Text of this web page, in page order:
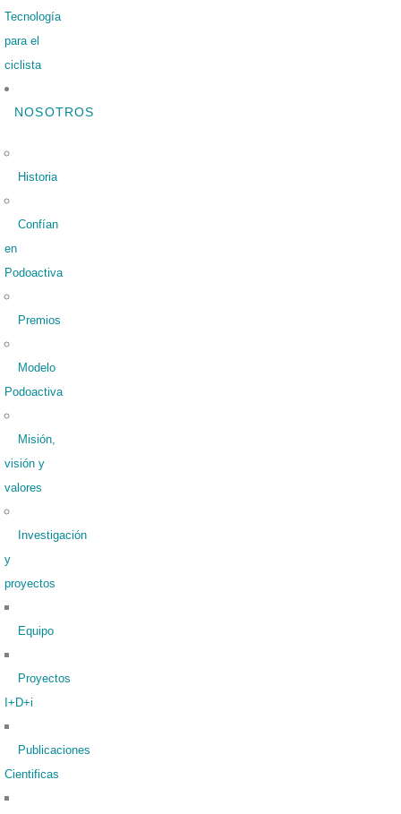
Tecnología
para el
ciclista
NOSOTROS
Historia
Confían
en
Podoactiva
Premios
Modelo
Podoactiva
Misión,
visión y
valores
Investigación
y
proyectos
Equipo
Proyectos
I+D+i
Publicaciones
Cientificas